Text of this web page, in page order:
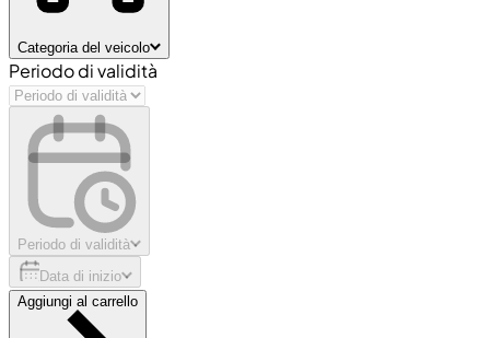
Categoria del veicolo
Periodo di validità
Periodo di validità
Data di inizio
Aggiungi al carrello